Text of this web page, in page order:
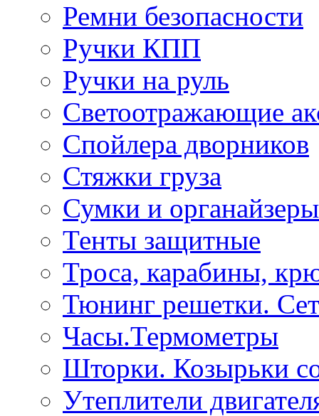
Ремни безопасности
Ручки КПП
Ручки на руль
Светоотражающие
Спойлера дворников
Стяжки груза
Сумки и органайзеры
Тенты защитные
Троса, карабины,
Тюнинг решетки.
Часы.Термометры
Шторки. Козырьки
Утеплители